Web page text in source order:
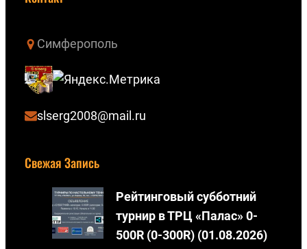
b
e
а
к
т
Симферополь
slserg2008@mail.ru
Свежая Запись
Рейтинговый субботний
турнир в ТРЦ «Палас» 0-
500R (0-300R) (01.08.2026)